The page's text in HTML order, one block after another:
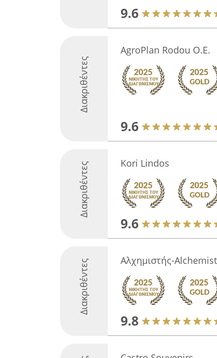
9.6
Διακριθέντες
AgroPlan Rodou O.E.
9.6
Διακριθέντες Kori Lindos
9.6
Διακριθέντες Αλχημιστής-Alchemist
9.8